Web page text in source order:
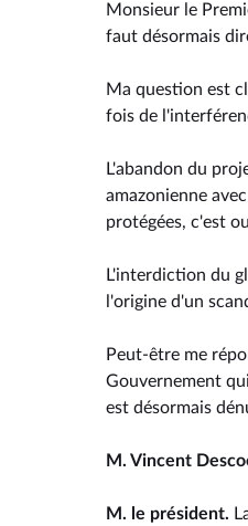
Monsieur le
faut désormais
Ma question est
fois de
L'abandon du
amazonienne
protégées, c'est
L'interdiction du
l'origine d'un
Peut-être me
Gouvernement
est désormais
M. Vincent
M. le président.